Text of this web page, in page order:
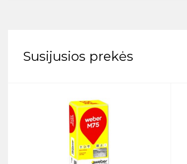
Susijusios prekės